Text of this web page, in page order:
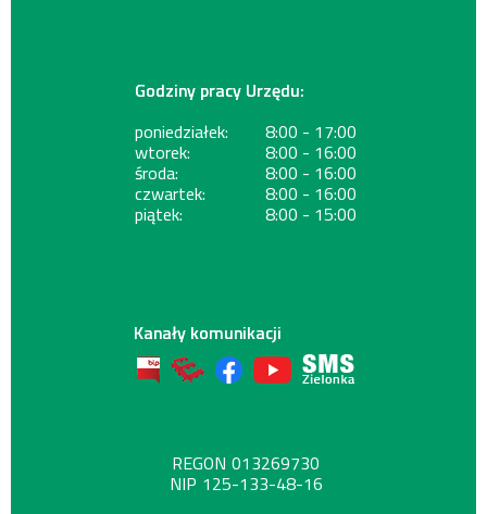
Godziny pracy Urzędu:
poniedziałek:
8:00 - 17:00
wtorek: 8:00 - 16:00
środa: 8:00 - 16:00
czwartek: 8:00 - 16:00
piątek: 8:00 - 15:00
Kanały komunikacji
REGON 013269730
NIP 125-133-48-16